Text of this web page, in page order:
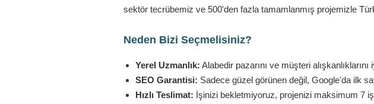
sektör tecrübemiz ve 500'den fazla tamamlanmış projemizle
Neden Bizi Seçmelisiniz?
Yerel Uzmanlık: Alabedir pazarını ve müşteri
SEO Garantisi: Sadece güzel görünen değil, Google'da ilk
Hızlı Teslimat: İşinizi bekletmiyoruz, projenizi maksimum 7